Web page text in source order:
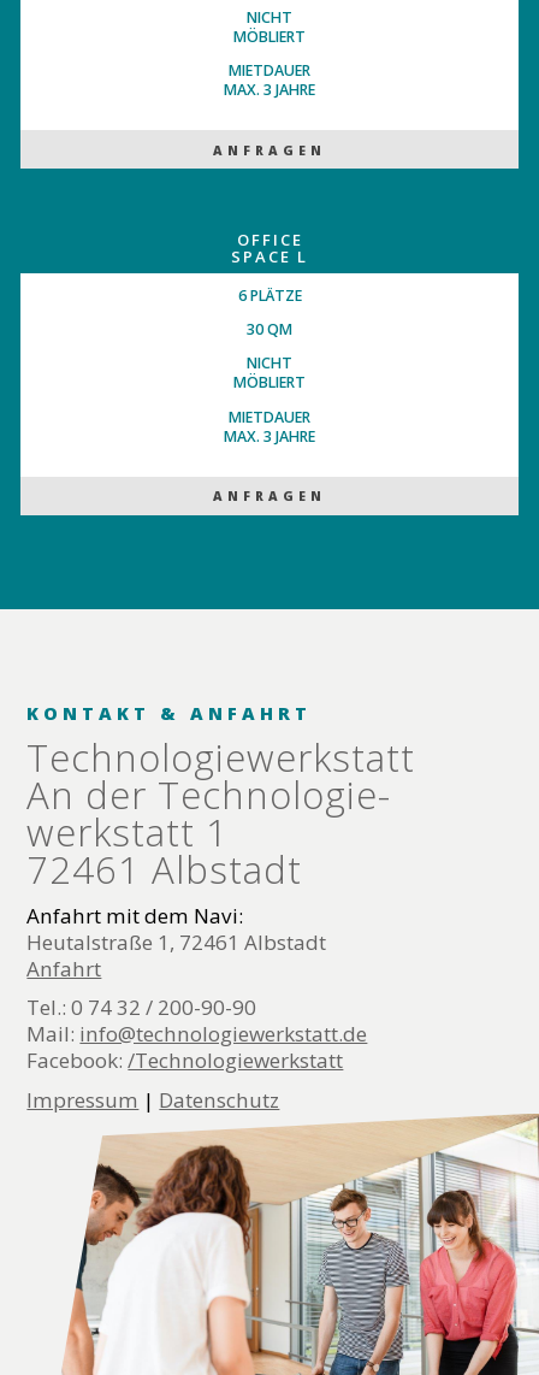
NICHT
MÖBLIERT
MIETDAUER
MAX. 3 JAHRE
ANFRAGEN
OFFICE
SPACE L
6 PLÄTZE
30 QM
NICHT
MÖBLIERT
MIETDAUER
MAX. 3 JAHRE
ANFRAGEN
KONTAKT & ANFAHRT
Technologie­werkstatt
An der Technologie­
werkstatt 1
72461 Albstadt
Anfahrt mit dem Navi:
Heutalstraße 1, 72461 Albstadt
Anfahrt
Tel.: 0 74 32 / 200-90-90
Mail: info@technologiewerkstatt.de
Facebook:/Technologiewerkstatt
Impressum | Datenschutz